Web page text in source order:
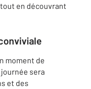
tout en découvrant
moment de
sera
et des